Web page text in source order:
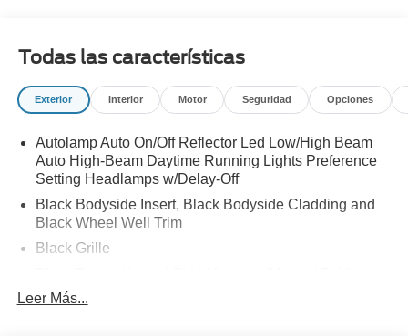
Todas las características
Exterior Interior Motor Seguridad Opciones
Autolamp Auto On/Off Reflector Led Low/High Beam
Auto High-Beam Daytime Running Lights Preference
Setting Headlamps w/Delay-Off
Black Bodyside Insert, Black Bodyside Cladding and
Black Wheel Well Trim
Black Grille
Black Side Windows Trim, Black Front Windshield Trim
Leer Más...